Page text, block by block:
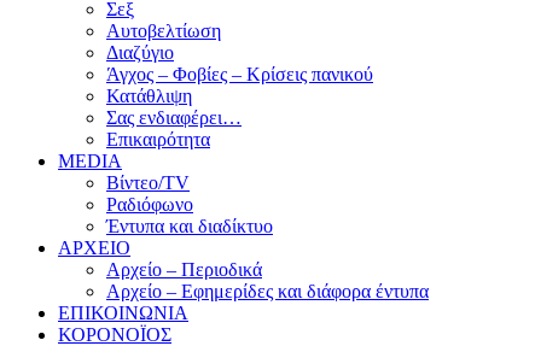
Σεξ
Αυτοβελτίωση
Διαζύγιο
Άγχος – Φοβίες – Κρίσεις πανικού
Κατάθλιψη
Σας ενδιαφέρει…
Επικαιρότητα
MEDIA
Βίντεο/TV
Ραδιόφωνο
Έντυπα και διαδίκτυο
ΑΡΧΕΙΟ
Αρχείο – Περιοδικά
Αρχείο – Εφημερίδες και διάφορα έντυπα
ΕΠΙΚΟΙΝΩΝΙΑ
ΚΟΡΟΝΟΪΟΣ